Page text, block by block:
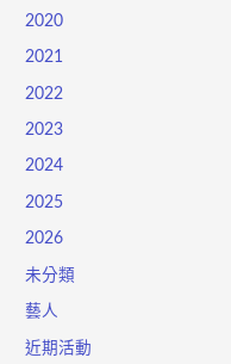
2020
2021
2022
2023
2024
2025
2026
未分類
藝人
近期活動